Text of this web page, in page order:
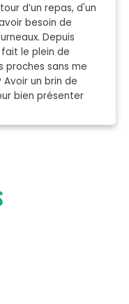
d’un repas, d'un
besoin de
Depuis
fait le plein de
proches sans me
un brin de
bien présenter